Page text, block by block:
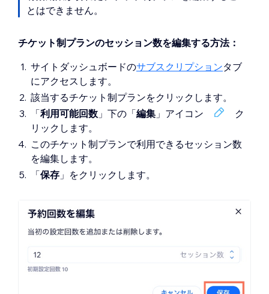
とはできません。
チケット制プランのセッション数を編集する方法：
サイトダッシュボードのサブスクリプションタブ
にアクセスします。
該当するチケット制プランをクリックします。
「利用可能回数 」下の「編集 」アイコン
ク
リックします。
このチケット制プランで利用できるセッション数
を編集します。
「保存 」をクリックします。